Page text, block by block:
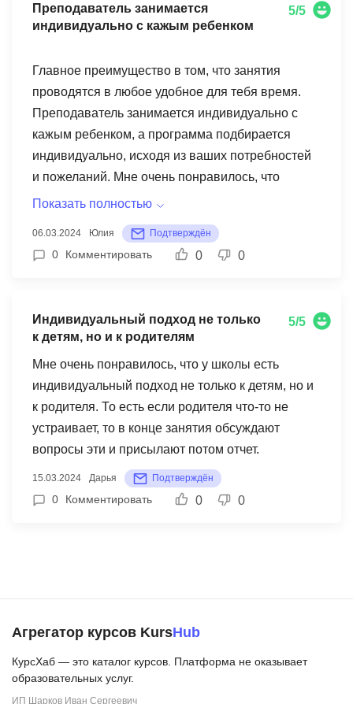
Преподаватель занимается
индивидуально с кажым ребенком
5/5
Главное преимущество в том, что занятия
проводятся в любое удобное для тебя время.
Преподаватель занимается индивидуально с
кажым ребенком, а программа подбирается
индивидуально, исходя из ваших потребностей
и пожеланий. Мне очень понравилось, что
первое занятие бесплатное, потому что я
урок, но я увидела ее интерес, я обратила
внимание на ее слабые стороны и понимаю над
Показать полностью
06.03.2024 Юлия Подтверждён
0 Комментировать 0 0
Индивидуальный подход не только
к детям, но и к родителям
5/5
Мне очень понравилось, что у школы есть
индивидуальный подход не только к детям, но и
к родителя. То есть если родителя что-то не
устраивает, то в конце занятия обсуждают
вопросы эти и присылают потом отчет.
15.03.2024 Дарья Подтверждён
0 Комментировать 0 0
Агрегатор курсов KursHub
КурсХаб — это каталог курсов. Платформа не оказывает
образовательных услуг.
ИП Шарков Иван Сергеевич